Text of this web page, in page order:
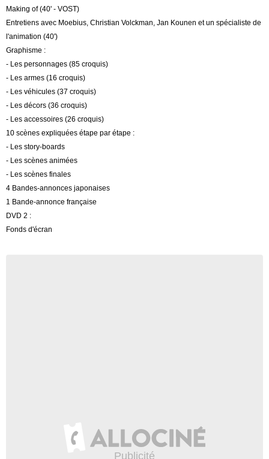
Making of (40' - VOST)
Entretiens avec Moebius, Christian Volckman, Jan Kounen et un spécialiste de
l'animation (40')
Graphisme :
- Les personnages (85 croquis)
- Les armes (16 croquis)
- Les véhicules (37 croquis)
- Les décors (36 croquis)
- Les accessoires (26 croquis)
10 scènes expliquées étape par étape :
- Les story-boards
- Les scènes animées
- Les scènes finales
4 Bandes-annonces japonaises
1 Bande-annonce française
DVD 2 :
Fonds d'écran